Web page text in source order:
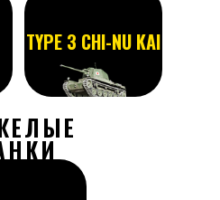
TYPE 3 CHI-NU KAI